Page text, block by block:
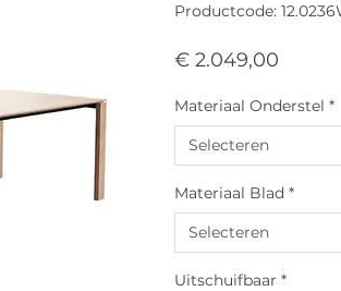
Productcode:
€ 2.049,00
Materiaal Onderstel *
Selecteren
Materiaal Blad *
Selecteren
Uitschuifbaar *